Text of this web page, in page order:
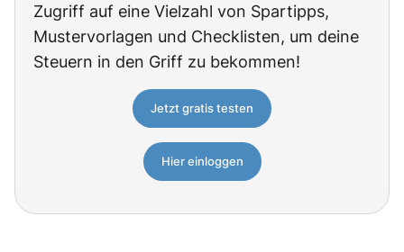
Zugriff auf eine Vielzahl von Spartipps,
Mustervorlagen und Checklisten, um deine
Steuern in den Griff zu bekommen!
Jetzt gratis testen
Hier einloggen